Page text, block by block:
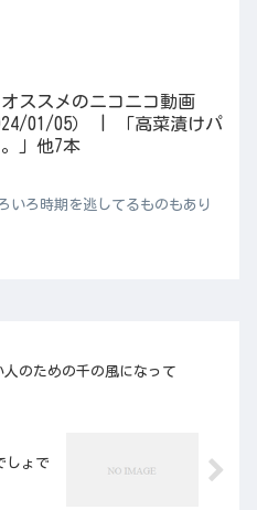
ススメのニコニコ動画
01/05） | 「高菜漬けパ
」他7本
いろ時期を逃してるものもあり
人のための千の風になって
しょで